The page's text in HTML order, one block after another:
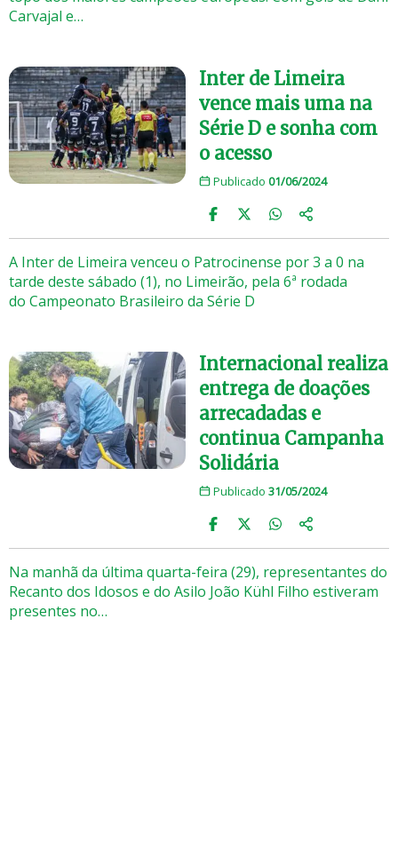
Carvajal e…
Inter de Limeira
vence mais uma na
Série D e sonha com
o acesso
Publicado 01/06/2024
A Inter de Limeira venceu o Patrocinense por 3 a 0 na
tarde deste sábado (1), no Limeirão, pela 6ª rodada
do Campeonato Brasileiro da Série D
Internacional realiza
entrega de doações
arrecadadas e
continua Campanha
Solidária
Publicado 31/05/2024
Na manhã da última quarta-feira (29), representantes do
Recanto dos Idosos e do Asilo João Kühl Filho estiveram
presentes no…